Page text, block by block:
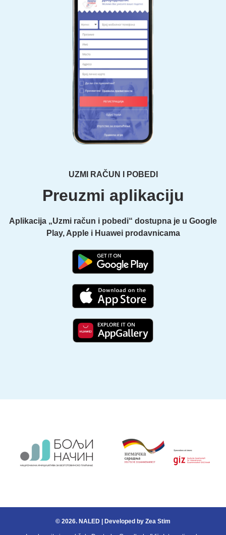
UZMI RAČUN I POBEDI
Preuzmi aplikaciju
Aplikacija „Uzmi račun i pobedi“ dostupna je u Google
Play, Apple i Huawei prodavnicama
© 2026. NALED | Developed by Zea Stim